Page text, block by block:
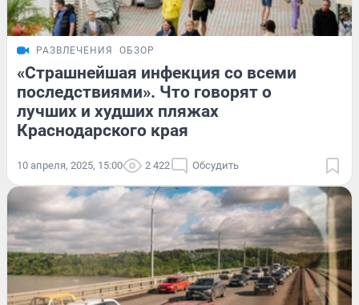
РАЗВЛЕЧЕНИЯ ОБЗОР
«Страшнейшая инфекция со всеми
последствиями». Что говорят о
лучших и худших пляжах
Краснодарского края
10 апреля, 2025, 15:00 2 422 Обсудить